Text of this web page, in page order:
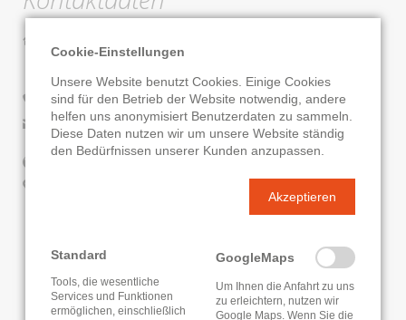
Fichtestr. 50 A
63303 Dreieich
06103/601-165
E-Mail senden
Cookie-Einstellungen
Unsere Website benutzt Cookies. Einige Cookies
sind für den Betrieb der Website notwendig, andere
helfen uns anonymisiert Benutzerdaten zu sammeln.
Diese Daten nutzen wir um unsere Website ständig
den Bedürfnissen unserer Kunden anzupassen.
Akzeptieren
Standard
Tools, die wesentliche
Services und Funktionen
ermöglichen, einschließlich
GoogleMaps
Um Ihnen die Anfahrt zu uns
zu erleichtern, nutzen wir
Google Maps. Wenn Sie die